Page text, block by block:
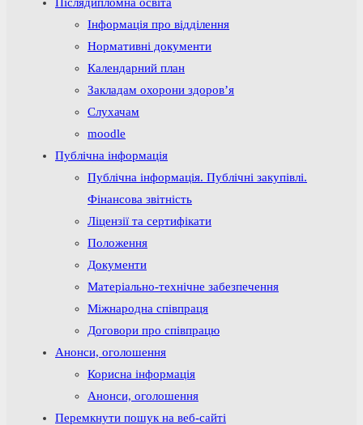
Інформація про відділення
Нормативні документи
Календарний план
Закладам охорони здоров’я
Слухачам
moodle
Публічна інформація
Публічна інформація. Публічні закупівлі.
Фінансова звітність
Ліцензії та сертифікати
Положення
Документи
Матеріально-технічне забезпечення
Міжнародна співпраця
Договори про співпрацю
Анонси, оголошення
Корисна інформація
Анонси, оголошення
Перемкнути пошук на веб-сайті